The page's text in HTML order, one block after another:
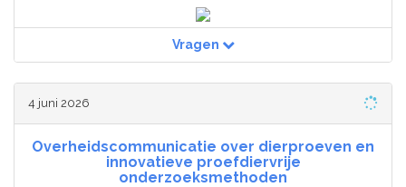
Vragen
4 juni 2026
Overheidscommunicatie over dierproeven en
innovatieve proefdiervrije
onderzoeksmethoden